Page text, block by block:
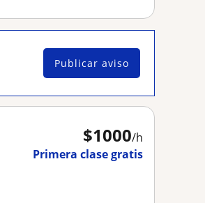
Publicar aviso
$1000/h
Primera clase gratis